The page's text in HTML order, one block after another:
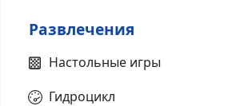
Развлечения
Настольные игры
Гидроцикл